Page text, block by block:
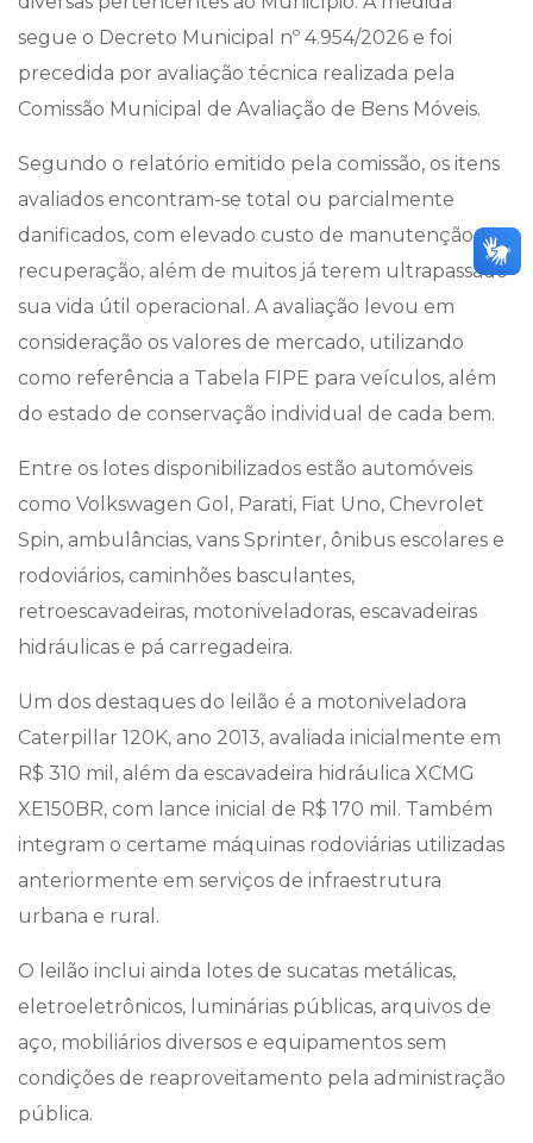
segue o Decreto Municipal nº 4.954/2026 e foi
precedida por avaliação técnica realizada pela
Comissão Municipal de Avaliação de Bens Móveis.
Segundo o relatório emitido pela comissão, os itens
avaliados encontram-se total ou parcialmente
danificados, com elevado custo de manutenção e
recuperação, além de muitos já terem ultrapassado
sua vida útil operacional. A avaliação levou em
consideração os valores de mercado, utilizando
como referência a Tabela FIPE para veículos, além
do estado de conservação individual de cada bem.
Entre os lotes disponibilizados estão automóveis
como Volkswagen Gol, Parati, Fiat Uno, Chevrolet
Spin, ambulâncias, vans Sprinter, ônibus escolares e
rodoviários, caminhões basculantes,
retroescavadeiras, motoniveladoras, escavadeiras
hidráulicas e pá carregadeira.
Um dos destaques do leilão é a motoniveladora
Caterpillar 120K, ano 2013, avaliada inicialmente em
R$ 310 mil, além da escavadeira hidráulica XCMG
XE150BR, com lance inicial de R$ 170 mil. Também
integram o certame máquinas rodoviárias utilizadas
anteriormente em serviços de infraestrutura
urbana e rural.
O leilão inclui ainda lotes de sucatas metálicas,
eletroeletrônicos, luminárias públicas, arquivos de
aço, mobiliários diversos e equipamentos sem
condições de reaproveitamento pela administração
pública.